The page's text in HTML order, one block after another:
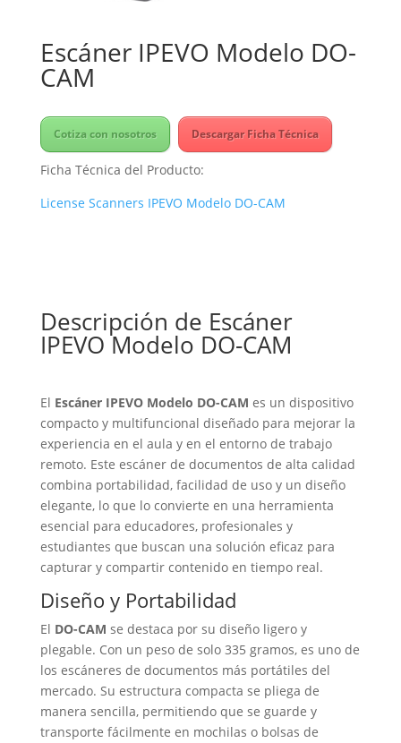
Escáner IPEVO Modelo DO-
CAM
Cotiza con nosotros Descargar Ficha Técnica
Ficha Técnica del Producto:
License Scanners IPEVO Modelo DO-CAM
Descripción de Escáner
IPEVO Modelo DO-CAM
El Escáner IPEVO Modelo DO-CAM es un dispositivo
compacto y multifuncional diseñado para mejorar la
experiencia en el aula y en el entorno de trabajo
remoto. Este escáner de documentos de alta calidad
combina portabilidad, facilidad de uso y un diseño
elegante, lo que lo convierte en una herramienta
esencial para educadores, profesionales y
estudiantes que buscan una solución eficaz para
capturar y compartir contenido en tiempo real.
Diseño y Portabilidad
El DO-CAM se destaca por su diseño ligero y
plegable. Con un peso de solo 335 gramos, es uno de
los escáneres de documentos más portátiles del
mercado. Su estructura compacta se pliega de
manera sencilla, permitiendo que se guarde y
transporte fácilmente en mochilas o bolsas de